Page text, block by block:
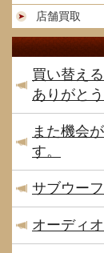
店舗買取
買い替え
ありがと
また機会
す。
サブウー
オーディ